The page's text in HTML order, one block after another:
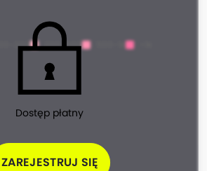
Dostęp płatny
ZAREJESTRUJ SIĘ
100-200 200-500 500-1k